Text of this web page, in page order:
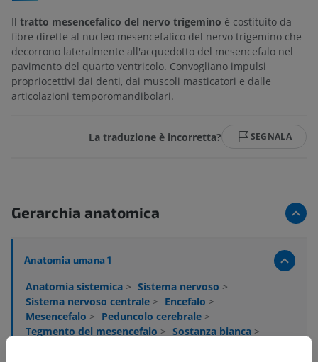
Il tratto mesencefalico del nervo trigemino è costituito da
fibre dirette al nucleo mesencefalico del nervo trigemino che
decorrono lateralmente all'acquedotto del mesencefalo nel
pavimento del quarto ventricolo. Convogliano impulsi
propriocettivi dai denti, dai muscoli masticatori e dalle
articolazioni temporomandibolari.
La traduzione è incorretta? SEGNALA
Gerarchia anatomica
Anatomia umana 1
Anatomia sistemica > Sistema nervoso >
Sistema nervoso centrale > Encefalo >
Mesencefalo > Peduncolo cerebrale >
Tegmento del mesencefalo > Sostanza bianca >